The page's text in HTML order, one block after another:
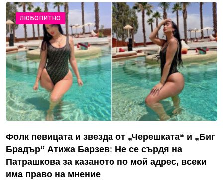
ЛЮБОПИТНО
Фолк певицата и звезда от „Черешката“ и „Биг
Брадър“ Атижа Барзев: Не се сърдя на
Патрашкова за казаното по мой адрес, всеки
има право на мнение